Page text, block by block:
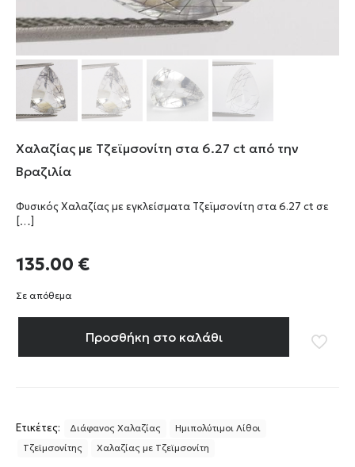
Χαλαζίας με Τζεϊμσονίτη στα 6.27 ct από την
Βραζιλία
Φυσικός Χαλαζίας με εγκλείσματα Τζεϊμσονίτη στα 6.27 ct σε
[…]
135.00 €
Σε απόθεμα
Προσθήκη στο καλάθι
Ετικέτες: Διάφανος Χαλαζίας
Ημιπολύτιμοι Λίθοι
Τζεϊμσονίτης
Χαλαζίας με Τζεϊμσονίτη